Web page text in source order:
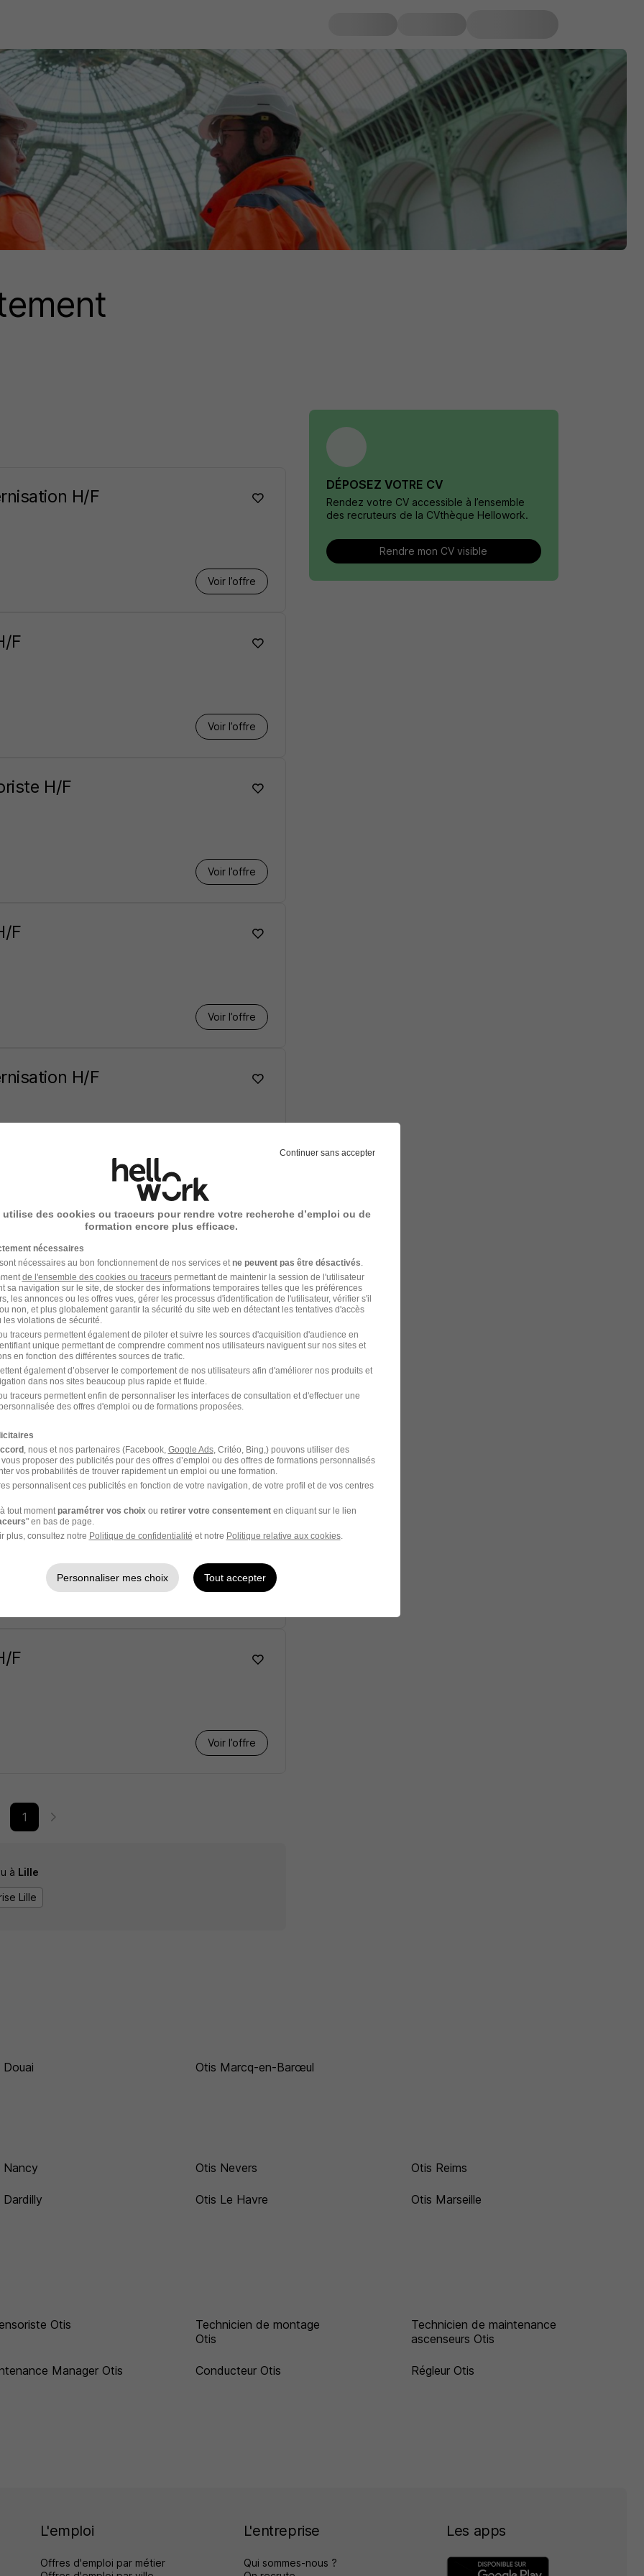
H/F
Voir l’offre
F
Voir l’offre
H/F
Voir l’offre
F
Voir l’offre
H/F
H/F
Voir l’offre
F
Voir l’offre
F
F
Voir l’offre
1
à Lille
Lille
DÉPOSEZ VOTRE CV
Rendez votre CV accessible à l’ensemble
des recruteurs de la CVthèque Hellowork.
Rendre mon CV visible
Douai Otis Marcq-en-Barœul
Nancy Otis Nevers Otis Reims
Dardilly Otis Le Havre Otis Marseille
Otis
Technicien de montage
Otis
Technicien de maintenance
ascenseurs Otis
Manager Otis Conducteur Otis Régleur Otis
L'emploi
Offres d'emploi par métier
L'entreprise
Qui sommes-nous ?
Les apps
Continuer sans accepter
utilise des cookies ou traceurs pour rendre votre recherche d’emploi ou de
formation encore plus efficace.
nécessaires
nécessaires au bon fonctionnement de nos services etne peuvent pas être désactivés.
de l'ensemble des cookies ou traceurspermettant de maintenir la session de l'utilisateur
sa navigation sur le site, de stocker des informations temporaires telles que les préférences
les annonces ou les offres vues, gérer les processus d'identification de l'utilisateur, vérifier s'il
non, et plus globalement garantir la sécurité du site web en détectant les tentatives d'accès
les violations de sécurité.
traceurs permettent également de piloter et suivre les sources d'acquisition d'audience en
unique permettant de comprendre comment nos utilisateurs naviguent sur nos sites et
en fonction des différentes sources de trafic.
également d’observer le comportement de nos utilisateurs afin d'améliorer nos produits et
dans nos sites beaucoup plus rapide et fluide.
traceurs permettent enfin de personnaliser les interfaces de consultation et d'effectuer une
des offres d'emploi ou de formations proposées.
, nous et nos partenaires (Facebook, Google Ads, Critéo, Bing,) pouvons utiliser des
proposer des publicités pour des offres d’emploi ou des offres de formations personnalisés
vos probabilités de trouver rapidement un emploi ou une formation.
personnalisent ces publicités en fonction de votre navigation, de votre profil et de vos centres
tout momentparamétrer vos choixou retirer votre consentementen cliquant sur le lien
" en bas de page.
plus, consultez notre Politique de confidentialité et notre Politique relative aux cookies.
Personnaliser mes choix Tout accepter